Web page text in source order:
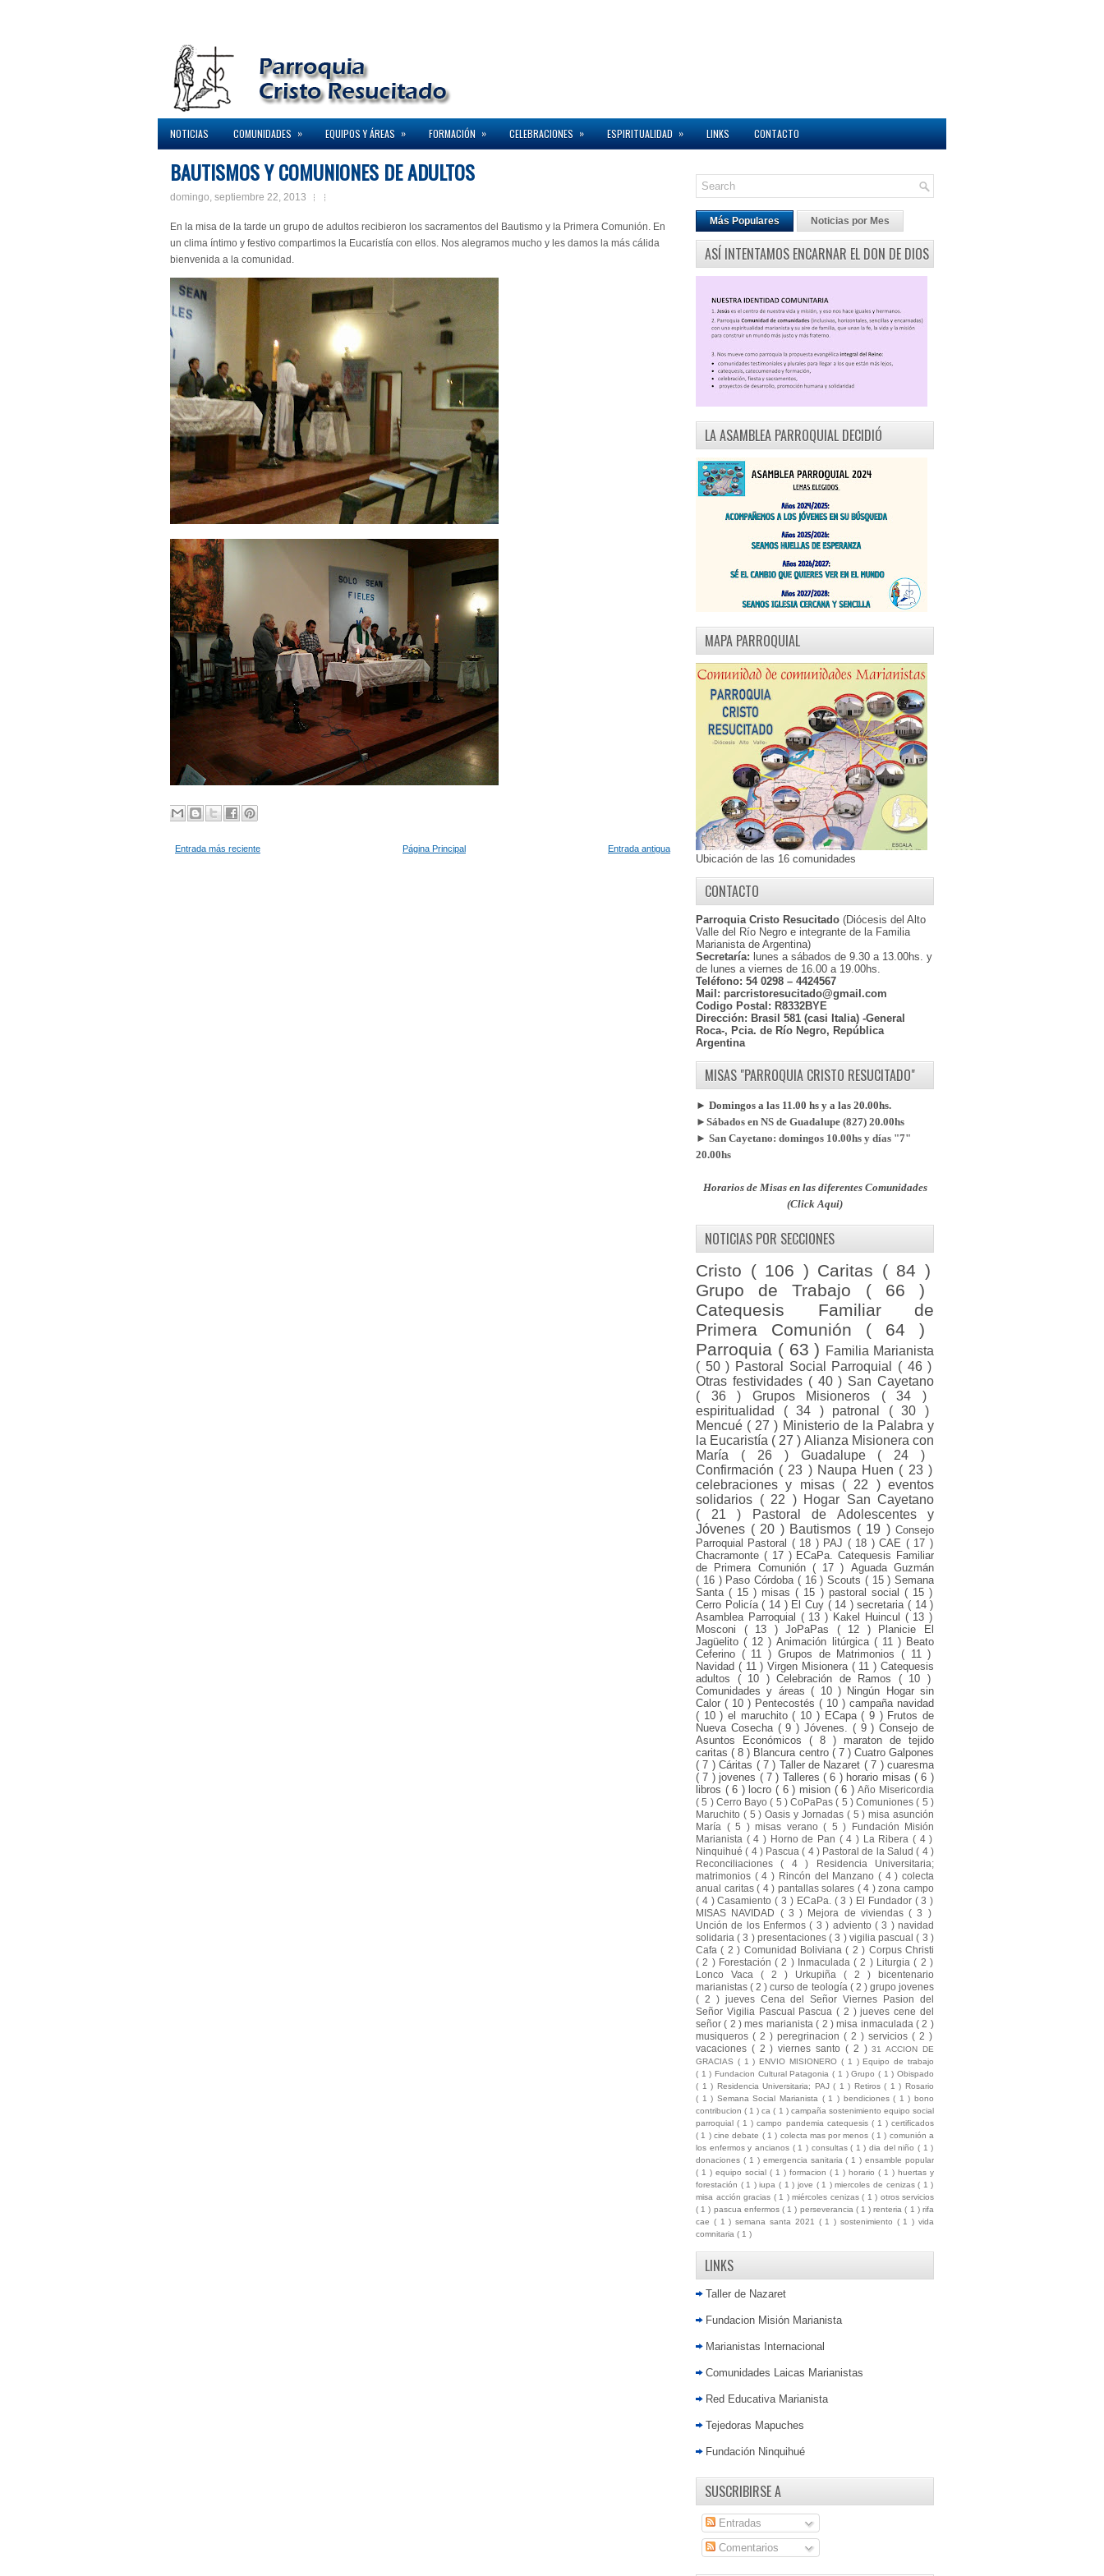
NOTICIAS COMUNIDADES » EQUIPOS Y ÁREAS » FORMACIÓN » CELEBRACIONES » ESPIRITUALIDAD » LINKS CONTACTO
BAUTISMOS Y COMUNIONES DE ADULTOS
domingo, septiembre 22, 2013
En la misa de la tarde un grupo de adultos recibieron los sacramentos del Bautismo y la Primera Comunión. En
un clima íntimo y festivo compartimos la Eucaristía con ellos. Nos alegramos mucho y les damos la más cálida
bienvenida a la comunidad.
Entrada más reciente Entrada antigua
Página Principal
Más Populares Noticias por Mes
ASÍ INTENTAMOS ENCARNAR EL DON DE DIOS
LA ASAMBLEA PARROQUIAL DECIDIÓ
MAPA PARROQUIAL
Ubicación de las 16 comunidades
CONTACTO
Parroquia Cristo Resucitado (Diócesis del Alto
Valle del Río Negro e integrante de la Familia
Marianista de Argentina)
Secretaría: lunes a sábados de 9.30 a 13.00hs. y
de lunes a viernes de 16.00 a 19.00hs.
Teléfono: 54 0298 – 4424567
Mail: parcristoresucitado@gmail.com
Codigo Postal: R8332BYE
Dirección: Brasil 581 (casi Italia) -General
Roca-, Pcia. de Río Negro, República
Argentina
MISAS "PARROQUIA CRISTO RESUCITADO"
► Domingos a las 11.00 hs y a las 20.00hs.
►Sábados en NS de Guadalupe (827) 20.00hs
► San Cayetano: domingos 10.00hs y días "7"
20.00hs
Horarios de Misas en las diferentes Comunidades
(Click Aqui)
NOTICIAS POR SECCIONES
Cristo ( 106 ) Caritas ( 84 )
Grupo de Trabajo ( 66 )
Catequesis Familiar de
Primera Comunión ( 64 )
Parroquia ( 63 ) Familia Marianista
( 50 ) Pastoral Social Parroquial ( 46 )
Otras festividades ( 40 ) San Cayetano
( 36 ) Grupos Misioneros ( 34 )
espiritualidad ( 34 ) patronal ( 30 )
Mencué ( 27 ) Ministerio de la Palabra y
la Eucaristía ( 27 ) Alianza Misionera con
María ( 26 ) Guadalupe ( 24 )
Confirmación ( 23 ) Naupa Huen ( 23 )
celebraciones y misas ( 22 ) eventos
solidarios ( 22 ) Hogar San Cayetano
( 21 )
Pastoral de Adolescentes y
Jóvenes ( 20 ) Bautismos ( 19 ) Consejo
Parroquial Pastoral ( 18 ) PAJ ( 18 )CAE ( 17 )
Chacramonte ( 17 ) ECaPa. Catequesis Familiar
de Primera Comunión ( 17 ) Aguada Guzmán
( 16 ) Paso Córdoba ( 16 ) Scouts ( 15 ) Semana
Santa( 15 ) misas( 15 ) pastoral social ( 15 )
Cerro Policía( 14 ) El Cuy ( 14 )secretaria( 14 )
Asamblea Parroquial ( 13 ) Kakel Huincul ( 13 )
Mosconi ( 13 )JoPaPas ( 12 )
Planicie El
Jagüelito( 12 )Animación litúrgica ( 11 ) Beato
Ceferino ( 11 ) Grupos de Matrimonios ( 11 )
Navidad ( 11 )Virgen Misionera ( 11 )Catequesis
adultos ( 10 ) Celebración de Ramos ( 10 )
Comunidades y áreas( 10 ) Ningún Hogar sin
Calor ( 10 ) Pentecostés ( 10 ) campaña navidad
( 10 )el maruchito( 10 ) ECapa( 9 ) Frutos de
Nueva Cosecha ( 9 )Jóvenes. ( 9 )Consejo de
Asuntos Económicos ( 8 ) maraton de tejido
caritas( 8 ) Blancura centro ( 7 ) Cuatro Galpones
( 7 )Cáritas ( 7 ) Taller de Nazaret ( 7 )cuaresma
( 7 ) jovenes ( 7 ) Talleres ( 6 ) horario misas ( 6 )
libros ( 6 ) locro( 6 ) mision ( 6 )Año Misericordia
( 5 ) Cerro Bayo( 5 ) CoPaPas( 5 ) Comuniones( 5 )
Maruchito ( 5 )Oasis y Jornadas ( 5 )misa asunción
María ( 5 ) misas verano ( 5 )
Fundación Misión
Marianista ( 4 ) Horno de Pan ( 4 ) La Ribera( 4 )
Ninquihué( 4 ) Pascua( 4 ) Pastoral de la Salud( 4 )
Reconciliaciones( 4 )
Residencia Universitaria;
matrimonios ( 4 ) Rincón del Manzano ( 4 )colecta
anual caritas( 4 ) pantallas solares ( 4 )zona campo
( 4 )Casamiento( 3 ) ECaPa. ( 3 ) El Fundador ( 3 )
MISAS NAVIDAD ( 3 ) Mejora de viviendas( 3 )
Unción de los Enfermos( 3 ) adviento ( 3 )navidad
solidaria( 3 ) presentaciones( 3 ) vigilia pascual( 3 )
Cafa( 2 ) Comunidad Boliviana( 2 ) Corpus Christi
( 2 ) Forestación( 2 ) Inmaculada( 2 ) Liturgia( 2 )
Lonco Vaca ( 2 ) Urkupiña ( 2 ) bicentenario
marianistas( 2 )curso de teología ( 2 ) grupo jovenes
( 2 ) jueves Cena del Señor Viernes Pasion del
Señor Vigilia Pascual Pascua( 2 )jueves cene del
señor( 2 )mes marianista( 2 )misa inmaculada ( 2 )
musiqueros ( 2 ) peregrinacion ( 2 ) servicios ( 2 )
vacaciones ( 2 )viernes santo ( 2 )31 ACCION DE
GRACIAS ( 1 )ENVIO MISIONERO ( 1 )Equipo de trabajo
( 1 )Fundacion Cultural Patagonia( 1 )Grupo ( 1 )Obispado
( 1 ) Residencia Universitaria; PAJ( 1 ) Retiros( 1 )Rosario
( 1 ) Semana Social Marianista ( 1 ) bendiciones( 1 )bono
contribucion( 1 )ca( 1 ) campaña sostenimiento equipo social
parroquial( 1 )campo pandemia catequesis ( 1 )certificados
( 1 ) cine debate ( 1 ) colecta mas por menos ( 1 ) comunión a
los enfermos y ancianos ( 1 ) consultas( 1 )dia del niño( 1 )
donaciones ( 1 ) emergencia sanitaria( 1 )ensamble popular
( 1 ) equipo social ( 1 ) formacion ( 1 )horario( 1 )huertas y
forestación ( 1 )iupa( 1 ) jove ( 1 )miercoles de cenizas( 1 )
misa acción gracias ( 1 ) miércoles cenizas ( 1 ) otros servicios
( 1 ) pascua enfermos ( 1 ) perseverancia ( 1 )renteria( 1 ) rifa
cae ( 1 )semana santa 2021 ( 1 ) sostenimiento ( 1 )vida
comnitaria ( 1 )
LINKS
Taller de Nazaret
Fundacion Misión Marianista
Marianistas Internacional
Comunidades Laicas Marianistas
Red Educativa Marianista
Tejedoras Mapuches
Fundación Ninquihué
SUSCRIBIRSE A
Entradas
Comentarios